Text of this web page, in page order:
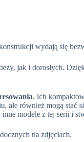
wydają się
jak i dorosłych.
. Ich
ale również mogą
modele z tej serii i
na zdjęciach.